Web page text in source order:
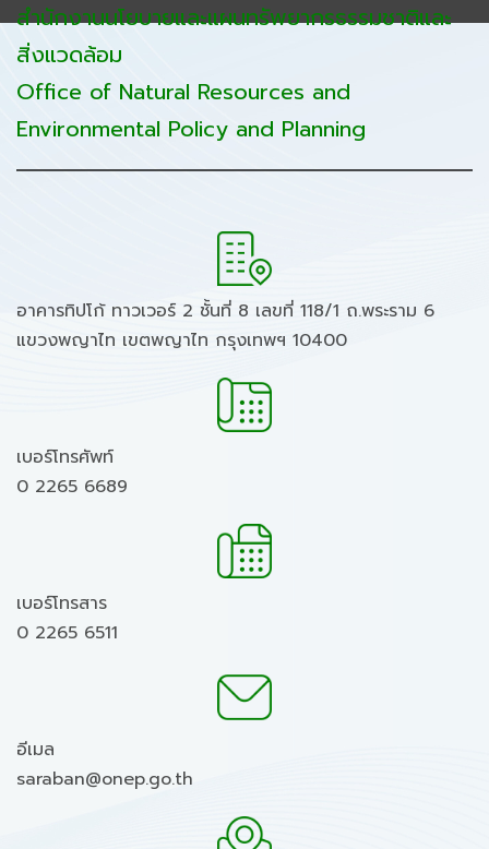
สำนักงานนโยบายและแผนทรัพยากรธรรมชาติและ
สิ่งแวดล้อม
Office of Natural Resources and
Environmental Policy and Planning
อาคารทิปโก้ ทาวเวอร์ 2 ชั้นที่ 8 เลขที่ 118/1 ถ.พระราม 6
แขวงพญาไท เขตพญาไท กรุงเทพฯ 10400
เบอร์โทรศัพท์
0 2265 6689
เบอร์โทรสาร
0 2265 6511
อีเมล
saraban@onep.go.th